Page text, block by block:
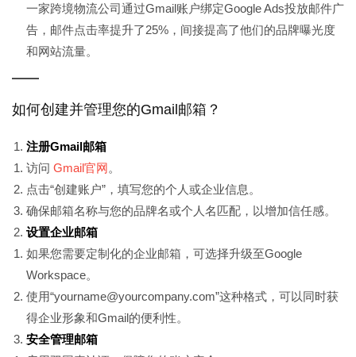
一家跨境物流公司通过Gmail账户绑定Google Ads投放邮件广
告，邮件点击率提升了25%，间接提高了他们的品牌曝光度
和网站流量。
如何创建并管理您的Gmail邮箱？
注册Gmail邮箱
访问 Gmail官网。
点击“创建账户”，填写您的个人或企业信息。
确保邮箱名称与您的品牌名或个人名匹配，以增加信任感。
设置企业邮箱
如果您需要定制化的企业邮箱，可选择升级至Google
Workspace。
使用“yourname@yourcompany.com”这种格式，可以同时获
得企业形象和Gmail的便利性。
安全管理邮箱